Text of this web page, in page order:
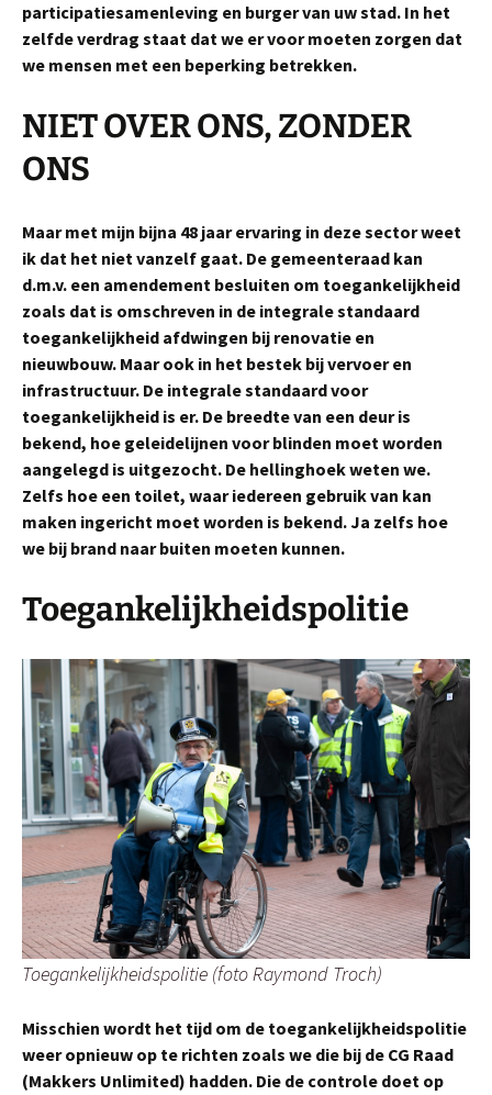
participatiesamenleving en burger van uw stad. In het
zelfde verdrag staat dat we er voor moeten zorgen dat
we mensen met een beperking betrekken.
NIET OVER ONS, ZONDER
ONS
Maar met mijn bijna 48 jaar ervaring in deze sector weet
ik dat het niet vanzelf gaat. De gemeenteraad kan
d.m.v. een amendement besluiten om toegankelijkheid
zoals dat is omschreven in de integrale standaard
toegankelijkheid afdwingen bij renovatie en
nieuwbouw. Maar ook in het bestek bij vervoer en
infrastructuur. De integrale standaard voor
toegankelijkheid is er. De breedte van een deur is
bekend, hoe geleidelijnen voor blinden moet worden
aangelegd is uitgezocht. De hellinghoek weten we.
Zelfs hoe een toilet, waar iedereen gebruik van kan
maken ingericht moet worden is bekend. Ja zelfs hoe
we bij brand naar buiten moeten kunnen.
Toegankelijkheidspolitie
Toegankelijkheidspolitie (foto Raymond Troch)
Misschien wordt het tijd om de toegankelijkheidspolitie
weer opnieuw op te richten zoals we die bij de CG Raad
(Makkers Unlimited) hadden. Die de controle doet op